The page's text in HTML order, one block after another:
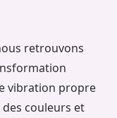
retrouvons
vibration propre
des couleurs et